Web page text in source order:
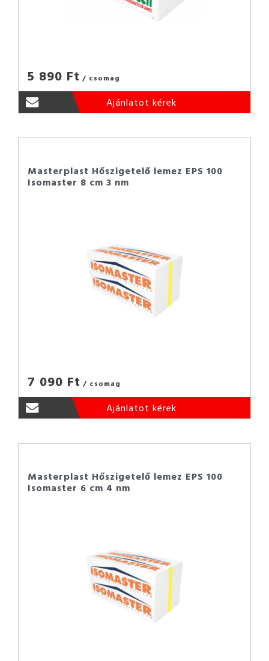
5 890 Ft / csomag
Ajánlatot kérek
Masterplast Hőszigetelő lemez EPS 100
Isomaster 8 cm 3 nm
7 090 Ft / csomag
Ajánlatot kérek
Masterplast Hőszigetelő lemez EPS 100
Isomaster 6 cm 4 nm